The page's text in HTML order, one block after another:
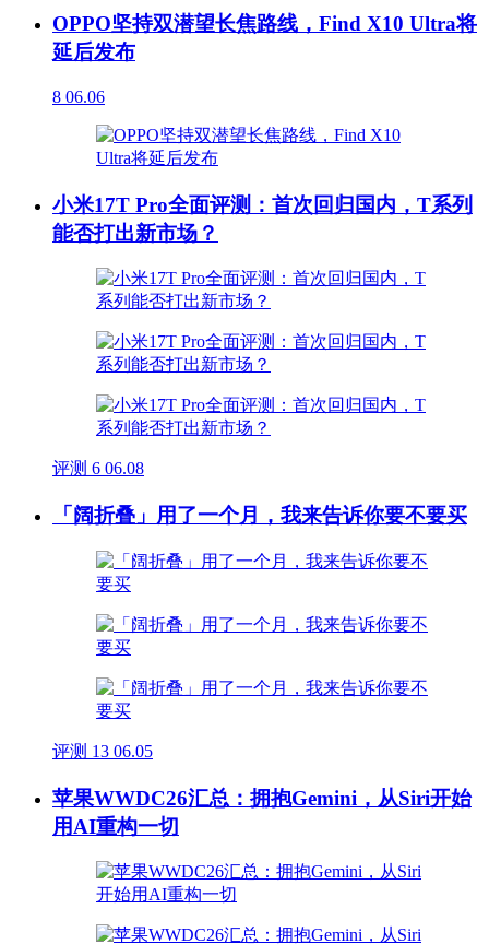
OPPO坚持双潜望长焦路线，Find X10 Ultra将
延后发布
8 06.06
小米17T Pro全面评测：首次回归国内，T系列
能否打出新市场？
评测 6 06.08
「阔折叠」用了一个月，我来告诉你要不要买
评测 13 06.05
苹果WWDC26汇总：拥抱Gemini，从Siri开始
用AI重构一切